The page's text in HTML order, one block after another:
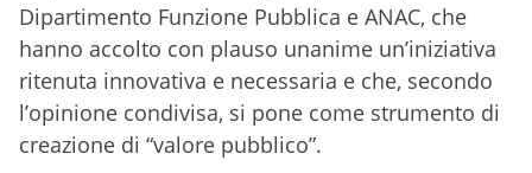
Dipartimento Funzione Pubblica e ANAC, che
hanno accolto con plauso unanime un’iniziativa
ritenuta innovativa e necessaria e che, secondo
l’opinione condivisa, si pone come strumento di
creazione di “valore pubblico”.